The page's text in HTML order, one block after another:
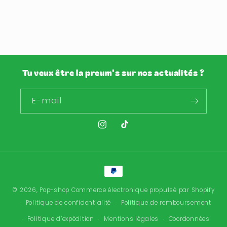
Tu veux être la preum's sur nos actualités ?
E-mail
Instagram
TikTok
Moyens
de
paiement
© 2026, Pop-shop Commerce électronique propulsé par Shopify
Politique de confidentialité
Politique de remboursement
Politique d’expédition
Mentions légales Coordonnées